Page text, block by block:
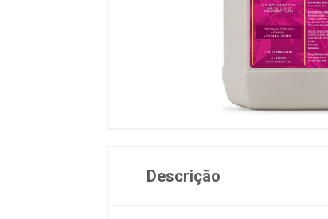
Descrição